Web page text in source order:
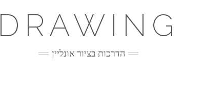
DRAWING
הדרכות בציור אונליין